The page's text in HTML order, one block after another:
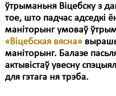
ўтрыманьня Віцебску з
тое, што падчас адседкі
маніторынг умоваў
«Віцебская вясна»
маніторынг. Балазе
актывістаў увесну
для гэтага ня трэба.
Мігранты
Мірныя сходы
Палітвязьні
Праваабаронцы